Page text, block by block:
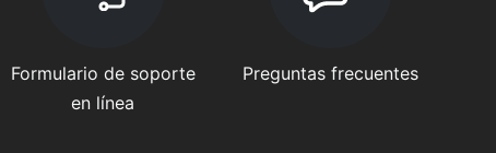
Formulario de soporte
en línea
Preguntas frecuentes